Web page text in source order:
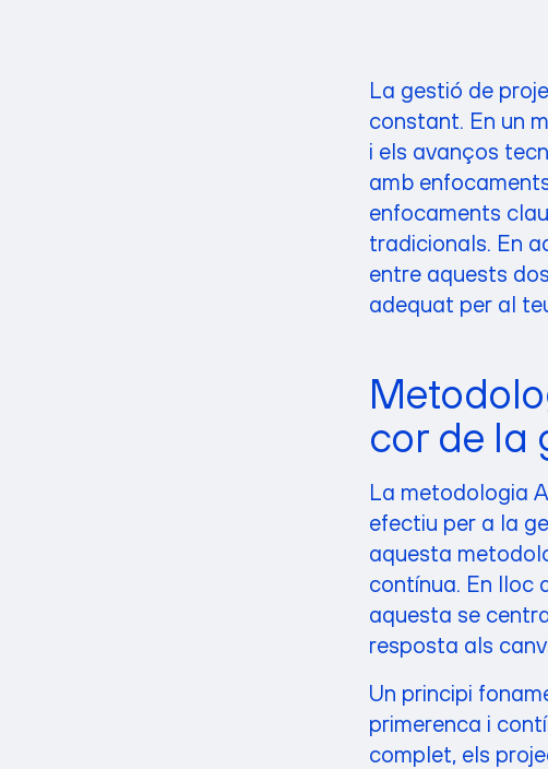
La gestió de
constant. En un
i els avanços
amb
enfocaments
tradicionals. En
entre aquests
adequat per al
cor de la
La metodologia
efectiu per a la
aquesta
contínua. En lloc
aquesta se
resposta als
Un principi
primerenca i
complet, els